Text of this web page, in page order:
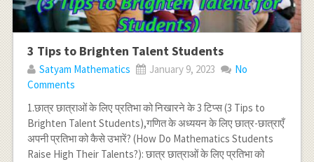
3 Tips to Brighten Talent Students
Satyam Mathematics January 9, 2023
No
Comments
1.छात्र छात्राओं के लिए प्रतिभा को निखारने के 3 टिप्स (3 Tips to
Brighten Talent Students),गणित के अध्ययन के लिए छात्र-छात्राएँ
अपनी प्रतिभा को कैसे उभारें? (How Do Mathematics Students
Raise High Their Talents?): छात्र छात्राओं के लिए प्रतिभा को